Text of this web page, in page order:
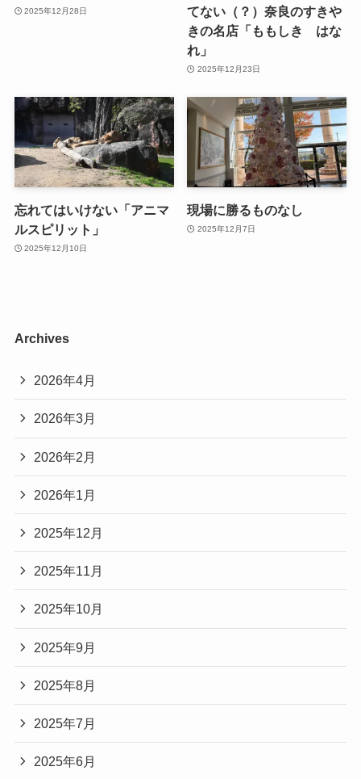
2025年12月28日
てない（？）奈良のすきや
きの名店「ももしき はな
れ」
2025年12月23日
忘れてはいけない「アニマ
ルスピリット」
2025年12月10日
現場に勝るものなし
2025年12月7日
Archives
2026年4月
2026年3月
2026年2月
2026年1月
2025年12月
2025年11月
2025年10月
2025年9月
2025年8月
2025年7月
2025年6月